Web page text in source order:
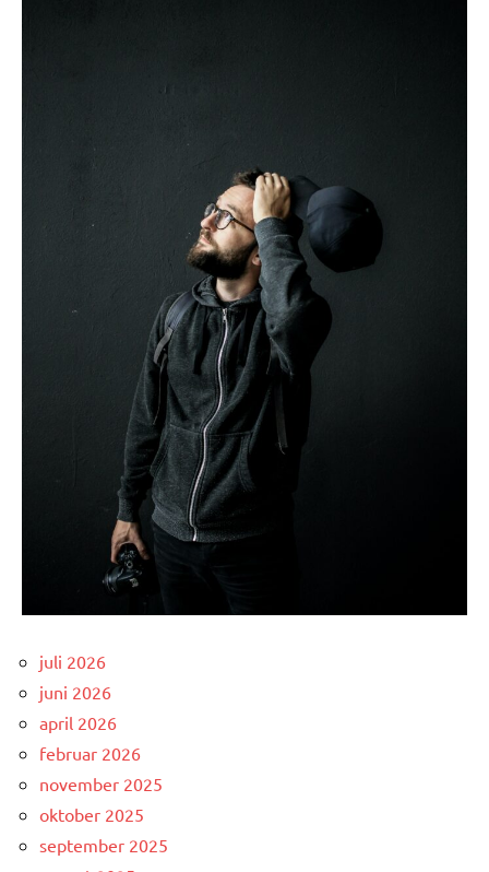
juli 2026
juni 2026
april 2026
februar 2026
november 2025
oktober 2025
september 2025